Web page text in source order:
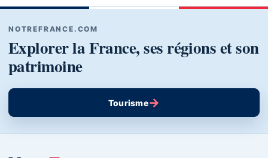
NOTREFRANCE.COM
Explorer la France, ses régions et son
patrimoine
Tourisme→